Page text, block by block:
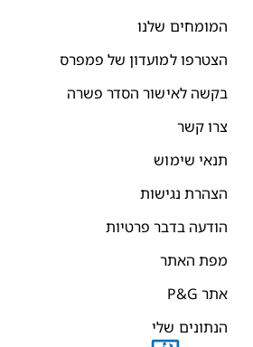
המומחים שלנו
הצטרפו למועדון של פמפרס
בקשה לאישור הסדר פשרה
צרו קשר
תנאי שימוש
הצהרת נגישות
הודעה בדבר פרטיות
מפת האתר
אתר P&G
הנתונים שלי